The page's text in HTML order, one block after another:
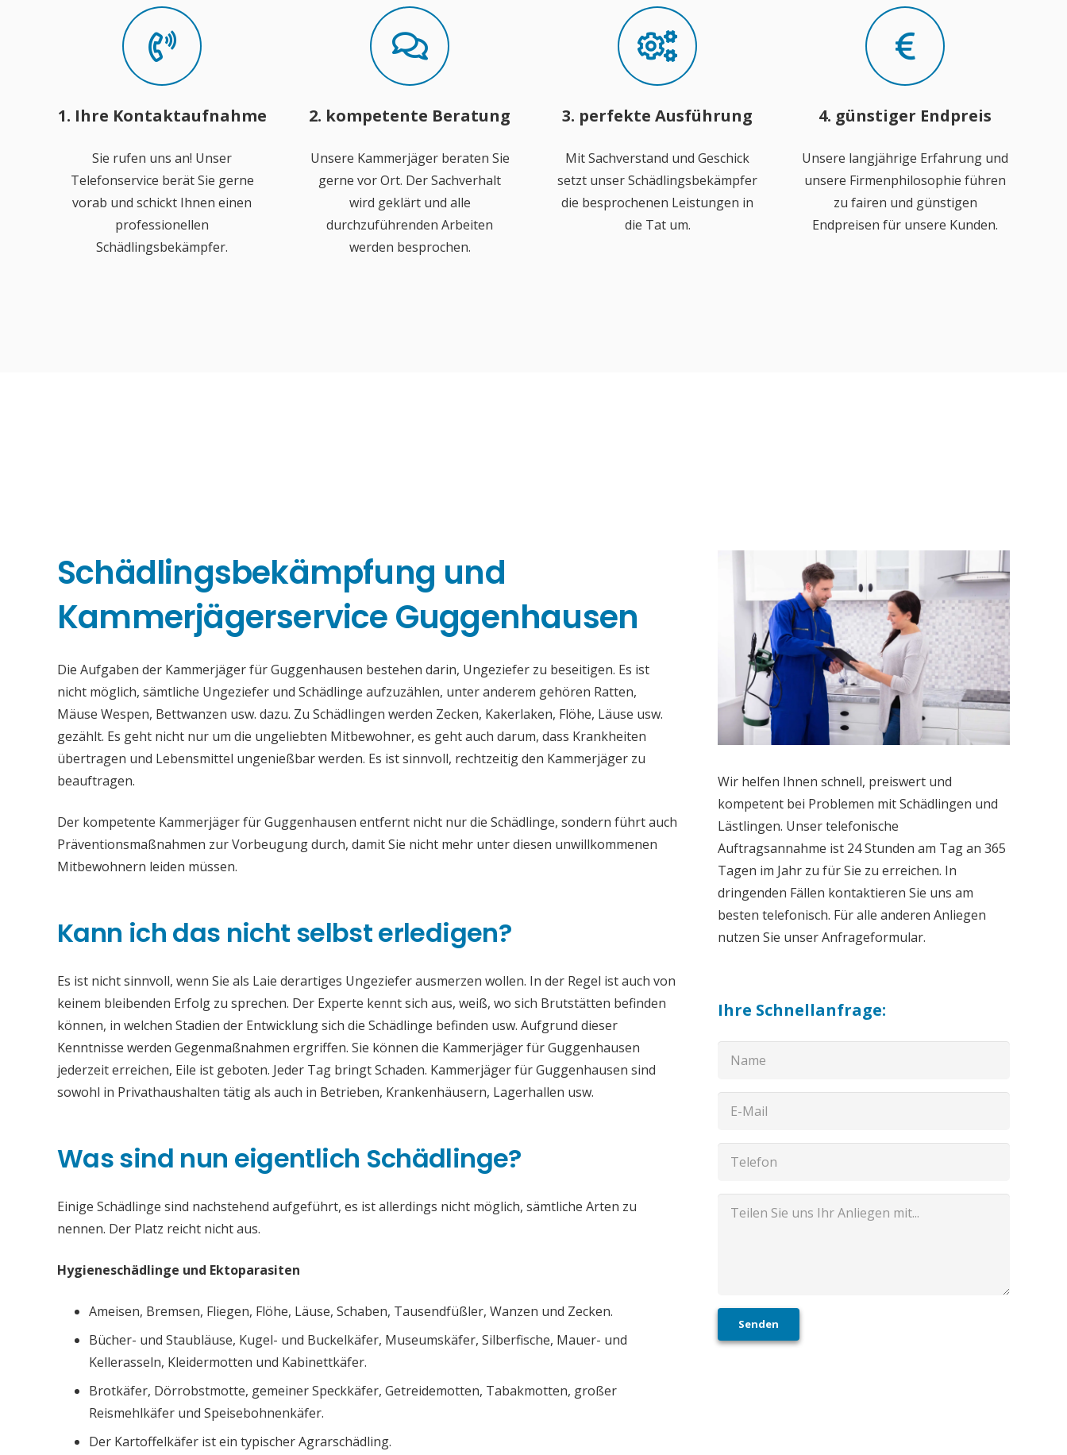
1. Ihre Kontaktaufnahme
Sie rufen uns an! Unser
Telefonservice berät Sie gerne
vorab und schickt Ihnen einen
professionellen
Schädlingsbekämpfer.
2. kompetente Beratung
Unsere Kammerjäger beraten Sie
gerne vor Ort. Der Sachverhalt
wird geklärt und alle
durchzuführenden Arbeiten
werden besprochen.
3. perfekte Ausführung
Mit Sachverstand und Geschick
setzt unser Schädlingsbekämpfer
die besprochenen Leistungen in
die Tat um.
4. günstiger Endpreis
Unsere langjährige Erfahrung und
unsere Firmenphilosophie führen
zu fairen und günstigen
Endpreisen für unsere Kunden.
Schädlingsbekämpfung und
Kammerjägerservice Guggenhausen
Die Aufgaben der Kammerjäger für Guggenhausen bestehen darin, Ungeziefer zu beseitigen. Es ist
nicht möglich, sämtliche Ungeziefer und Schädlinge aufzuzählen, unter anderem gehören Ratten,
Mäuse Wespen, Bettwanzen usw. dazu. Zu Schädlingen werden Zecken, Kakerlaken, Flöhe, Läuse usw.
gezählt. Es geht nicht nur um die ungeliebten Mitbewohner, es geht auch darum, dass Krankheiten
übertragen und Lebensmittel ungenießbar werden. Es ist sinnvoll, rechtzeitig den Kammerjäger zu
beauftragen.
Der kompetente Kammerjäger für Guggenhausen entfernt nicht nur die Schädlinge, sondern führt auch
Präventionsmaßnahmen zur Vorbeugung durch, damit Sie nicht mehr unter diesen unwillkommenen
Mitbewohnern leiden müssen.
Kann ich das nicht selbst erledigen?
Es ist nicht sinnvoll, wenn Sie als Laie derartiges Ungeziefer ausmerzen wollen. In der Regel ist auch von
keinem bleibenden Erfolg zu sprechen. Der Experte kennt sich aus, weiß, wo sich Brutstätten befinden
können, in welchen Stadien der Entwicklung sich die Schädlinge befinden usw. Aufgrund dieser
Kenntnisse werden Gegenmaßnahmen ergriffen. Sie können die Kammerjäger für Guggenhausen
jederzeit erreichen, Eile ist geboten. Jeder Tag bringt Schaden. Kammerjäger für Guggenhausen sind
sowohl in Privathaushalten tätig als auch in Betrieben, Krankenhäusern, Lagerhallen usw.
Was sind nun eigentlich Schädlinge?
Einige Schädlinge sind nachstehend aufgeführt, es ist allerdings nicht möglich, sämtliche Arten zu
nennen. Der Platz reicht nicht aus.
Hygieneschädlinge und Ektoparasiten
Ameisen, Bremsen, Fliegen, Flöhe, Läuse, Schaben, Tausendfüßler, Wanzen und Zecken.
Bücher- und Staubläuse, Kugel- und Buckelkäfer, Museumskäfer, Silberfische, Mauer- und
Kellerasseln, Kleidermotten und Kabinettkäfer.
Brotkäfer, Dörrobstmotte, gemeiner Speckkäfer, Getreidemotten, Tabakmotten, großer
Reismehlkäfer und Speisebohnenkäfer.
Der Kartoffelkäfer ist ein typischer Agrarschädling.
Wir helfen Ihnen schnell, preiswert und
kompetent bei Problemen mit Schädlingen und
Lästlingen. Unser telefonische
Auftragsannahme ist 24 Stunden am Tag an 365
Tagen im Jahr zu für Sie zu erreichen. In
dringenden Fällen kontaktieren Sie uns am
besten telefonisch. Für alle anderen Anliegen
nutzen Sie unser Anfrageformular.
Ihre Schnellanfrage:
Senden